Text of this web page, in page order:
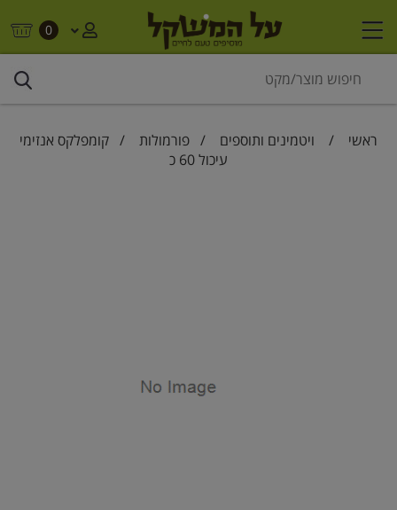
0
ראשי / ויטמינים ותוספים / פורמולות / קומפלקס אנזימי
עיכול 60 כ